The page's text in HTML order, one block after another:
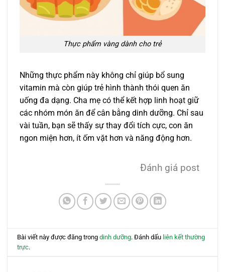
Thực phẩm vàng dành cho trẻ
Những thực phẩm này không chỉ giúp bổ sung
vitamin mà còn giúp trẻ hình thành thói quen ăn
uống đa dạng. Cha mẹ có thể kết hợp linh hoạt giữ
các nhóm món ăn để cân bằng dinh dưỡng. Chỉ sau
vài tuần, bạn sẽ thấy sự thay đổi tích cực, con ăn
ngon miện hơn, ít ốm vặt hơn và năng động hơn.
Đánh giá post
Bài viết này được đăng trongdinh dưỡng. Đánh dấu liên kết thường
trực.